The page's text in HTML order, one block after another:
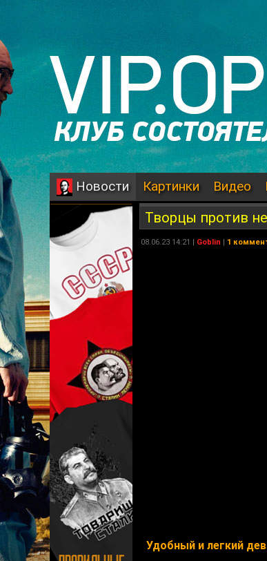
Новости Картинки Видео
Творцы против
08.06.23 14:21 | Goblin | 1
Удобный и легкий